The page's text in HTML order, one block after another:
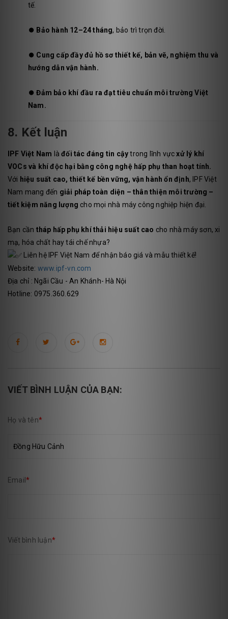
tế.
⏺️ Bảo hành 12–24 tháng, bảo trì trọn đời.
⏺️ Cung cấp đầy đủ hồ sơ thiết kế, bản vẽ, nghiệm thu và
hướng dẫn vận hành.
⏺️Đảm bảo khí đầu ra đạt tiêu chuẩn môi trường Việt
Nam.
8. Kết luận
IPF Việt Nam làđối tác đáng tin cậytrong lĩnh vựcxử lý khí
VOCs và khí độc hại bằng công nghệ hấp phụ than hoạt tính.
Với hiệu suất cao, thiết kế bền vững, vận hành ổn định, IPF Việt
Nam mang đến giải pháp toàn diện – thân thiện môi trường –
tiết kiệm năng lượng cho mọi nhà máy công nghiệp hiện đại.
Bạn cần tháp hấp phụ khí thải hiệu suất cao cho nhà máy sơn, xi
mạ, hóa chất hay tái chế nhựa?
Liên hệ IPF Việt Nam để nhận báo giá và mẫu thiết kế!
Website: www.ipf-vn.com
Địa chỉ : Ngãi Cầu - An Khánh- Hà Nội
Hotline: 0975.360.629
VIẾT BÌNH LUẬN CỦA BẠN:
Họ và tên*
Email*
Viết bình luận*